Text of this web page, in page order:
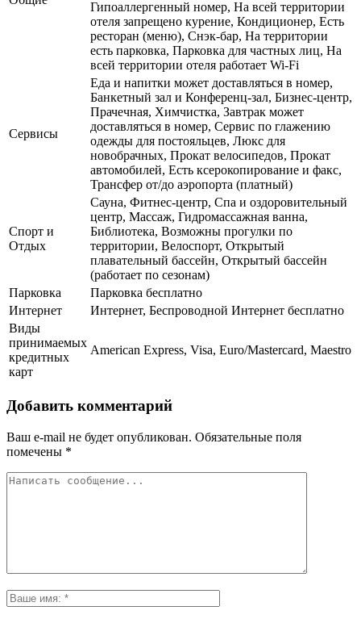
Гипоаллергенный номер, На всей территории
отеля запрещено курение, Кондиционер, Есть
ресторан (меню), Снэк-бар, На территории
есть парковка, Парковка для частных лиц, На
всей территории отеля работает Wi-Fi
Сервисы
Еда и напитки может доставляться в номер,
Банкетный зал и Конференц-зал, Бизнес-центр,
Прачечная, Химчистка, Завтрак может
доставляться в номер, Сервис по глажению
одежды для постояльцев, Люкс для
новобрачных, Прокат велосипедов, Прокат
автомобилей, Есть ксерокопирование и факс,
Трансфер от/до аэропорта (платный)
Спорт и
Отдых
Сауна, Фитнес-центр, Спа и оздоровительный
центр, Массаж, Гидромассажная ванна,
Библиотека, Возможны прогулки по
территории, Велоспорт, Открытый
плавательный бассейн, Открытый бассейн
(работает по сезонам)
Парковка
Парковка бесплатно
Интернет
Интернет, Беспроводной Интернет бесплатно
Виды
принимаемых
кредитных
карт
American Express, Visa, Euro/Mastercard, Maestro
Добавить комментарий
Ваш e-mail не будет опубликован. Обязательные поля
помечены *